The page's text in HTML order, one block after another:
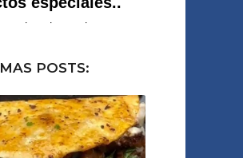
MAS POSTS: